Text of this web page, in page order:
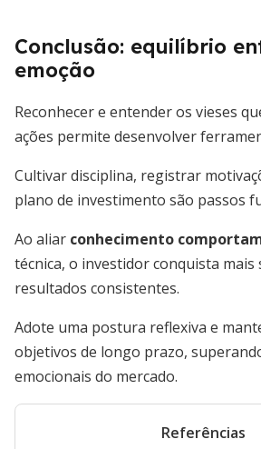
Conclusão: equilíbrio
emoção
Reconhecer e entender os vieses
ações permite desenvolver
Cultivar disciplina, registrar
plano de investimento são passos
Ao aliar conhecimento
técnica, o investidor conquista mais
resultados consistentes.
Adote uma postura reflexiva e
objetivos de longo prazo,
emocionais do mercado.
Referências